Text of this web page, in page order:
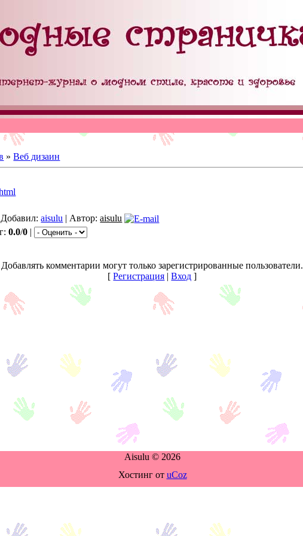
»Веб дизаин
Добавил:aisulu | Автор:aisulu
0.0/0 |
Добавлять комментарии могут только зарегистрированные пользователи.
[Регистрация |Вход ]
Aisulu © 2026
Хостинг от uCoz